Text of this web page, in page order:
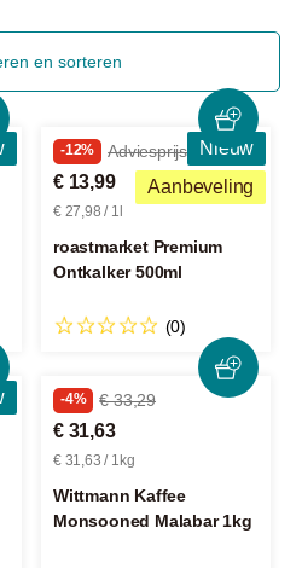
en sorteren
Nieuw
Aanbeveling
-12% Adviesprijs € 15,99
€ 13,99
€ 27,98 / 1l
roastmarket Premium
Ontkalker 500ml
(0)
-4% € 33,29
€ 31,63
€ 31,63 / 1kg
Wittmann Kaffee
Monsooned Malabar 1kg